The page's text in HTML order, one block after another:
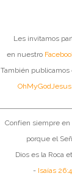
Les invitamos
en nuestro
También publicamos
Confíen siempre en
porque el
Dios es la Roca
- Isaías 26:4